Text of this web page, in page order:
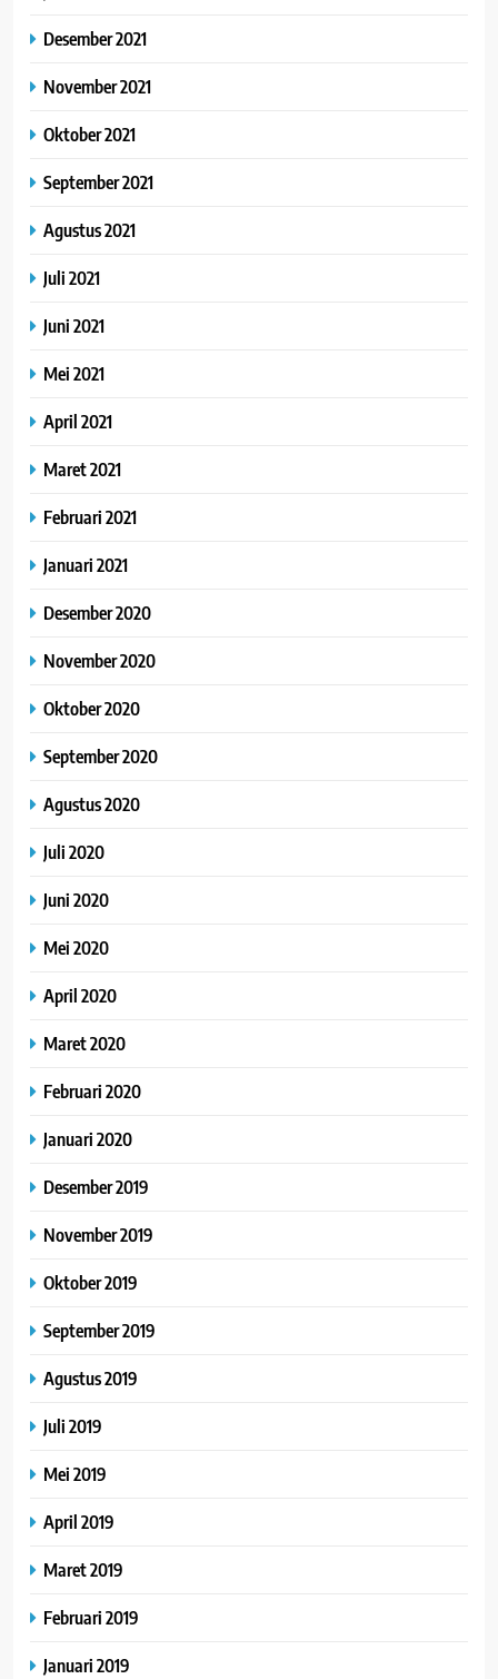
Desember 2021
November 2021
Oktober 2021
September 2021
Agustus 2021
Juli 2021
Juni 2021
Mei 2021
April 2021
Maret 2021
Februari 2021
Januari 2021
Desember 2020
November 2020
Oktober 2020
September 2020
Agustus 2020
Juli 2020
Juni 2020
Mei 2020
April 2020
Maret 2020
Februari 2020
Januari 2020
Desember 2019
November 2019
Oktober 2019
September 2019
Agustus 2019
Juli 2019
Mei 2019
April 2019
Maret 2019
Februari 2019
Januari 2019